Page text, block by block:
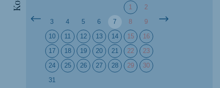
1
2
3
4 5 6 7 8
9
10
11 12 13 14 15
16
17
18 19 20 21 22
23
24
25 26 27 28 29
30
31